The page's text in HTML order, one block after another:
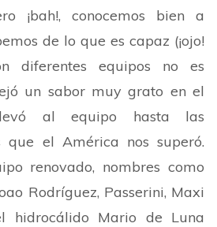
¡bah!, conocemos bien a
de lo que es capaz (¡ojo!
diferentes equipos no es
un sabor muy grato en el
al equipo hasta las
que el América nos superó.
renovado, nombres como
Rodríguez, Passerini, Maxi
hidrocálido Mario de Luna